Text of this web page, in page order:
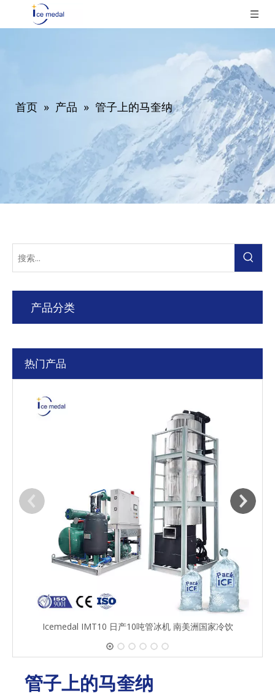
首页 » 产品 » 管子上的马奎纳
产品分类
热门产品
Icemedal IMT10 日产10吨管冰机 南美洲国家冷饮
管子上的马奎纳